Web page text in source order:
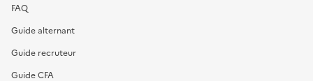
FAQ
Guide alternant
Guide recruteur
Guide CFA